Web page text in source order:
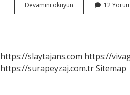
Devamını okuyun Biyolojik
Çeşitliliğin
12
https://slaytajans.com https://
https://surapeyzaj.com.trSitemap